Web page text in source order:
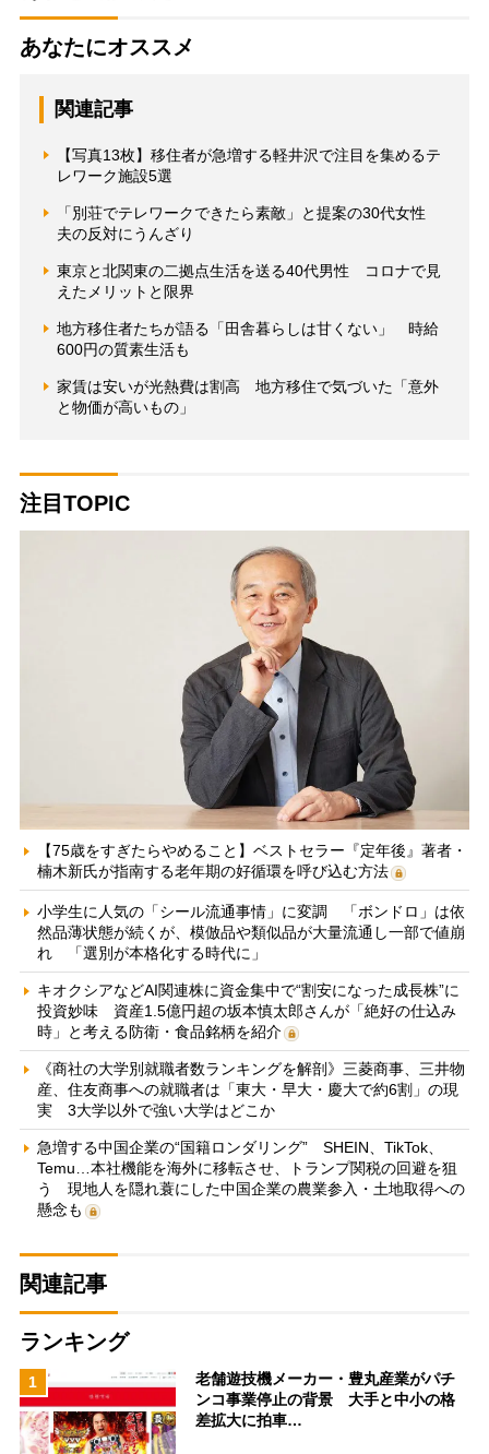
あなたにオススメ
関連記事
【写真13枚】移住者が急増する軽井沢で注目を集めるテ
レワーク施設5選
「別荘でテレワークできたら素敵」と提案の30代女性
夫の反対にうんざり
東京と北関東の二拠点生活を送る40代男性 コロナで見
えたメリットと限界
地方移住者たちが語る「田舎暮らしは甘くない」 時給
600円の質素生活も
家賃は安いが光熱費は割高 地方移住で気づいた「意外
と物価が高いもの」
注目TOPIC
【75歳をすぎたらやめること】ベストセラー『定年後』著者・
楠木新氏が指南する老年期の好循環を呼び込む方法
小学生に人気の「シール流通事情」に変調 「ボンドロ」は依
然品薄状態が続くが、模倣品や類似品が大量流通し一部で値崩
れ 「選別が本格化する時代に」
キオクシアなどAI関連株に資金集中で“割安になった成長株”に
投資妙味 資産1.5億円超の坂本慎太郎さんが「絶好の仕込み
時」と考える防衛・食品銘柄を紹介
《商社の大学別就職者数ランキングを解剖》三菱商事、三井物
産、住友商事への就職者は「東大・早大・慶大で約6割」の現
実 3大学以外で強い大学はどこか
急増する中国企業の“国籍ロンダリング” SHEIN、TikTok、
Temu…本社機能を海外に移転させ、トランプ関税の回避を狙
う 現地人を隠れ蓑にした中国企業の農業参入・土地取得への
懸念も
関連記事
ランキング
1
老舗遊技機メーカー・豊丸産業がパチ
ンコ事業停止の背景 大手と中小の格
差拡大に拍車…